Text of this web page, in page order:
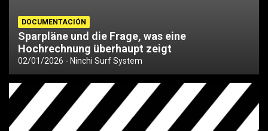
DOCUMENTACIÓN
Sparpläne und die Frage, was eine
Hochrechnung überhaupt zeigt
02/01/2026 Ninchi Surf System